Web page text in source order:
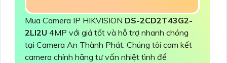
Mua Camera IP HIKVISION DS-2CD2T43G2-
2LI2U 4MP với giá tốt và hỗ trợ nhanh chóng
tại Camera An Thành Phát. Chúng tôi cam kết
camera chính hãng tư vấn nhiệt tình để